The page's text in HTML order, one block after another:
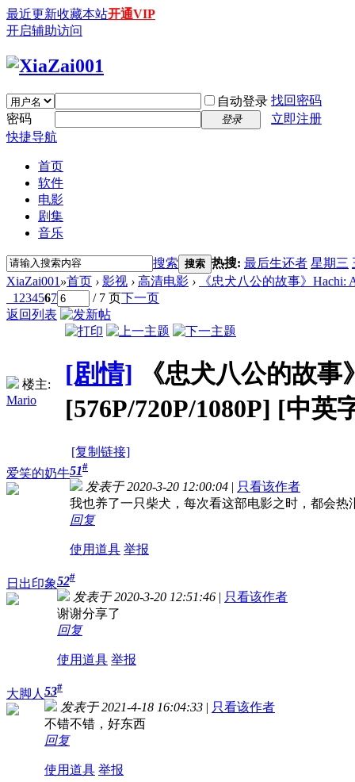
最近更新收藏本站开通VIP
开启辅助访问
自动登录 找回密码
密码
登录
立即注册
快捷导航
首页
软件
电影
剧集
音乐
搜索 搜索 热搜: 最后生还者 星期三
XiaZai001 »首页 › 影视 › 高清电影 ›
《忠犬八公的故事》Hachi:
1 234567 / 7 页下一页
返回列表
楼主:
Mario
[剧情]
《忠犬八公的故事
[576P/720P/1080P] [中英
[复制链接]
爱笑的奶牛51#
发表于 2020-3-20 12:00:04 | 只看该作者
我也养了一只柴犬，每次看这部电影之时，都会热
回复
使用道具 举报
日出印象52#
发表于 2020-3-20 12:51:46 | 只看该作者
谢谢分享了
回复
使用道具 举报
大脚人 53#
发表于 2021-4-18 16:04:33 | 只看该作者
不错不错，好东西
回复
使用道具 举报